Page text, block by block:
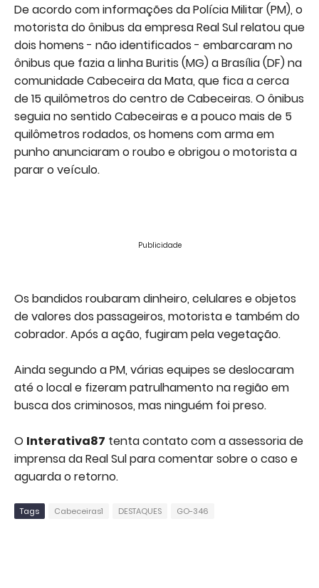
De acordo com informações da Polícia Militar (PM), o
motorista do ônibus da empresa Real Sul relatou que
dois homens - não identificados - embarcaram no
ônibus que fazia a linha Buritis (MG) a Brasília (DF) na
comunidade Cabeceira da Mata, que fica a cerca
de 15 quilômetros do centro de Cabeceiras. O ônibus
seguia no sentido Cabeceiras e a pouco mais de 5
quilômetros rodados, os homens com arma em
punho anunciaram o roubo e obrigou o motorista a
parar o veículo.
Publicidade
Os bandidos roubaram dinheiro, celulares e objetos
de valores dos passageiros, motorista e também do
cobrador. Após a ação, fugiram pela vegetação.
Ainda segundo a PM, várias equipes se deslocaram
até o local e fizeram patrulhamento na região em
busca dos criminosos, mas ninguém foi preso.
O Interativa87 tenta contato com a assessoria de
imprensa da Real Sul para comentar sobre o caso e
aguarda o retorno.
Tags Cabeceiras1 DESTAQUES GO-346